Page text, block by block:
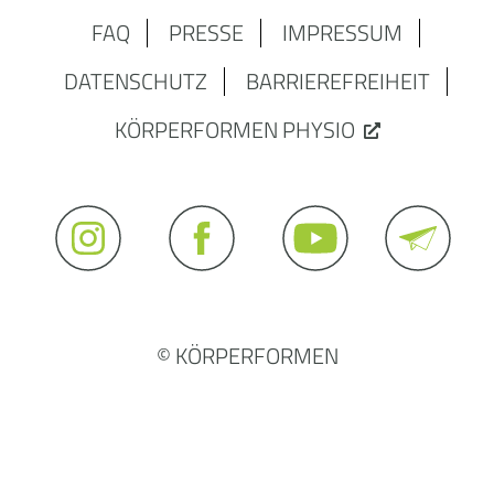
FAQ PRESSE
IMPRESSUM
DATENSCHUTZ
BARRIEREFREIHEIT
KÖRPERFORMEN PHYSIO
© KÖRPERFORMEN